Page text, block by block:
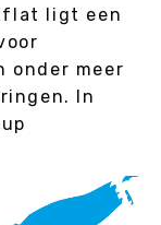
ligt een
onder meer
In